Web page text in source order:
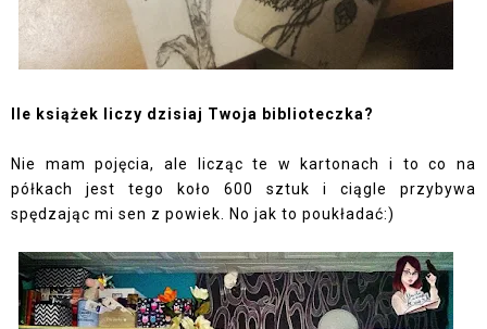
Ile książek liczy dzisiaj Twoja biblioteczka?
Nie mam pojęcia, ale licząc te w kartonach i to co na
półkach jest tego koło 600 sztuk i ciągle przybywa
spędzając mi sen z powiek. No jak to poukładać:)